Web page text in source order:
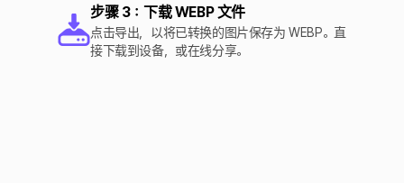
步骤 3：下载 WEBP 文件
点击导出，以将已转换的图片保存为 WEBP。直
接下载到设备，或在线分享。